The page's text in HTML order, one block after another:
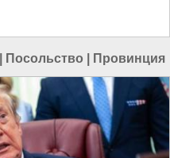
Посольство Провинция